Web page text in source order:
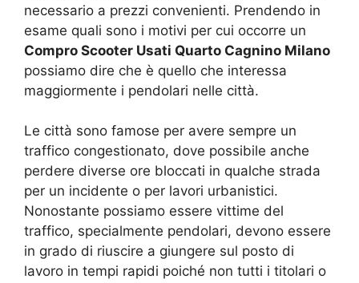
necessario a prezzi convenienti. Prendendo in
esame quali sono i motivi per cui occorre un
Compro Scooter Usati Quarto Cagnino Milano
possiamo dire che è quello che interessa
maggiormente i pendolari nelle città.
Le città sono famose per avere sempre un
traffico congestionato, dove possibile anche
perdere diverse ore bloccati in qualche strada
per un incidente o per lavori urbanistici.
Nonostante possiamo essere vittime del
traffico, specialmente pendolari, devono essere
in grado di riuscire a giungere sul posto di
lavoro in tempi rapidi poiché non tutti i titolari o